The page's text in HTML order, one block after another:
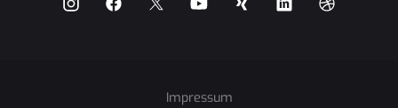
facebook
Xing
Impressum